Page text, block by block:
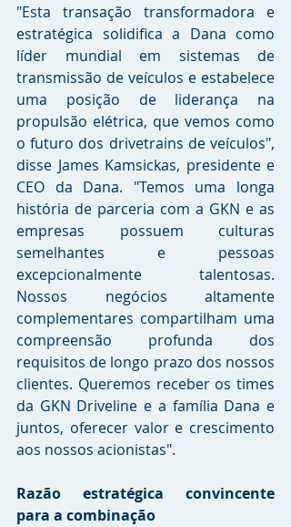
"Esta transação transformadora e
estratégica solidifica a Dana como
líder mundial em sistemas de
transmissão de veículos e estabelece
uma posição de liderança na
propulsão elétrica, que vemos como
o futuro dos drivetrains de veículos",
disse James Kamsickas, presidente e
CEO da Dana. "Temos uma longa
história de parceria com a GKN e as
empresas possuem culturas
semelhantes e pessoas
excepcionalmente talentosas.
Nossos negócios altamente
complementares compartilham uma
compreensão profunda dos
requisitos de longo prazo dos nossos
clientes. Queremos receber os times
da GKN Driveline e a família Dana e
juntos, oferecer valor e crescimento
aos nossos acionistas".
Razão estratégica convincente
para a combinação